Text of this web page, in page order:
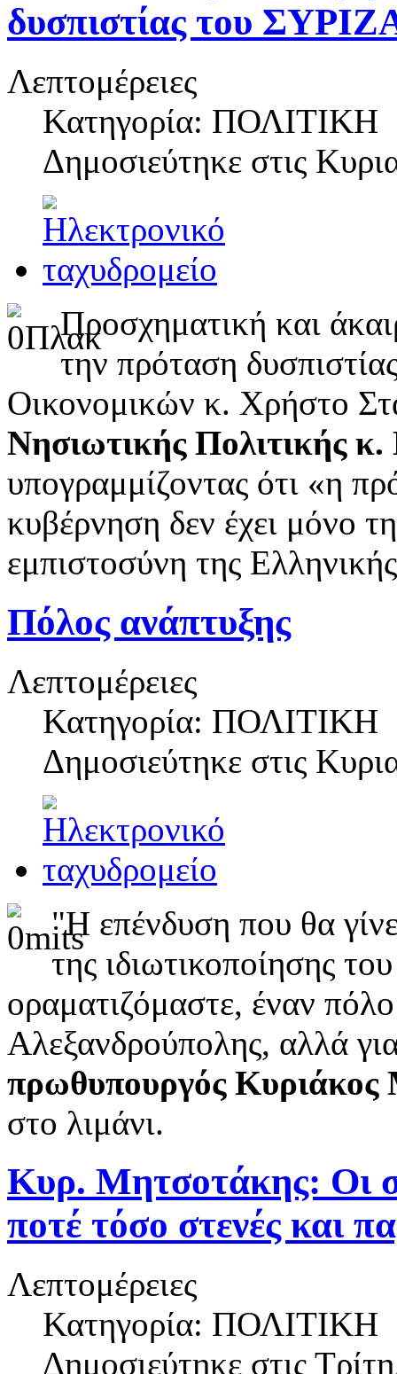
δυσπιστίας του
Λεπτομέρειες
Κατηγορία: ΠΟΛΙΤΙΚΗ
Δημοσιεύτηκε στις
Προσχηματική και
την πρόταση
Οικονομικών κ. Χρήστο
Νησιωτικής Πολιτικής
υπογραμμίζοντας ότι «η
κυβέρνηση δεν έχει μόνο
εμπιστοσύνη της
Πόλος ανάπτυξης
Λεπτομέρειες
Κατηγορία: ΠΟΛΙΤΙΚΗ
Δημοσιεύτηκε στις
"Η επένδυση που θα
της ιδιωτικοποίησης
οραματιζόμαστε, έναν
Αλεξανδρούπολης, αλλά
πρωθυπουργός
στο λιμάνι.
Κυρ. Μητσοτάκης: Οι
ποτέ τόσο στενές και
Λεπτομέρειες
Κατηγορία: ΠΟΛΙΤΙΚΗ
Δημοσιεύτηκε στις